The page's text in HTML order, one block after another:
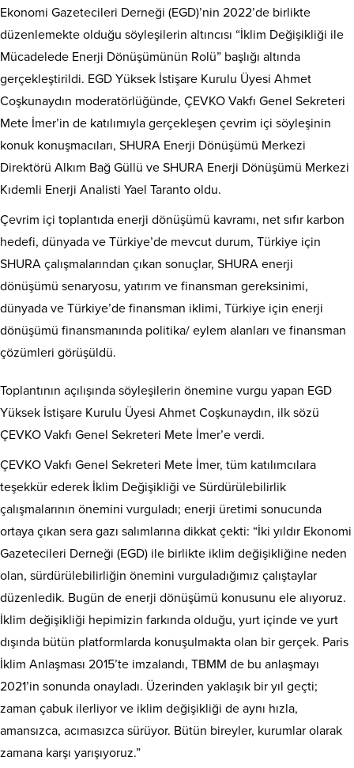
Ekonomi Gazetecileri Derneği (EGD)’nin 2022’de birlikte
düzenlemekte olduğu söyleşilerin altıncısı “İklim Değişikliği ile
Mücadelede Enerji Dönüşümünün Rolü” başlığı altında
gerçekleştirildi. EGD Yüksek İstişare Kurulu Üyesi Ahmet
Coşkunaydın moderatörlüğünde, ÇEVKO Vakfı Genel Sekreteri
Mete İmer’in de katılımıyla gerçekleşen çevrim içi söyleşinin
konuk konuşmacıları, SHURA Enerji Dönüşümü Merkezi
Direktörü Alkım Bağ Güllü ve SHURA Enerji Dönüşümü Merkezi
Kıdemli Enerji Analisti Yael Taranto oldu.
Çevrim içi toplantıda enerji dönüşümü kavramı, net sıfır karbon
hedefi, dünyada ve Türkiye’de mevcut durum, Türkiye için
SHURA çalışmalarından çıkan sonuçlar, SHURA enerji
dönüşümü senaryosu, yatırım ve finansman gereksinimi,
dünyada ve Türkiye’de finansman iklimi, Türkiye için enerji
dönüşümü finansmanında politika/ eylem alanları ve finansman
çözümleri görüşüldü.
Toplantının açılışında söyleşilerin önemine vurgu yapan EGD
Yüksek İstişare Kurulu Üyesi Ahmet Coşkunaydın, ilk sözü
ÇEVKO Vakfı Genel Sekreteri Mete İmer’e verdi.
ÇEVKO Vakfı Genel Sekreteri Mete İmer, tüm katılımcılara
teşekkür ederek İklim Değişikliği ve Sürdürülebilirlik
çalışmalarının önemini vurguladı; enerji üretimi sonucunda
ortaya çıkan sera gazı salımlarına dikkat çekti: “İki yıldır Ekonomi
Gazetecileri Derneği (EGD) ile birlikte iklim değişikliğine neden
olan, sürdürülebilirliğin önemini vurguladığımız çalıştaylar
düzenledik. Bugün de enerji dönüşümü konusunu ele alıyoruz.
İklim değişikliği hepimizin farkında olduğu, yurt içinde ve yurt
dışında bütün platformlarda konuşulmakta olan bir gerçek. Paris
İklim Anlaşması 2015’te imzalandı, TBMM de bu anlaşmayı
2021’in sonunda onayladı. Üzerinden yaklaşık bir yıl geçti;
zaman çabuk ilerliyor ve iklim değişikliği de aynı hızla,
amansızca, acımasızca sürüyor. Bütün bireyler, kurumlar olarak
zamana karşı yarışıyoruz.”